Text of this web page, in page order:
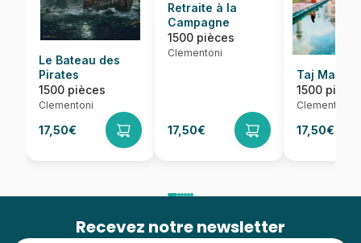
Le Bateau des
Pirates
1500 pièces
Clementoni
17,50€
Retraite à la
Campagne
1500 pièces
Clementoni
17,50€
Taj Mahal
1500
Clementoni
17,50€
Recevez notre newsletter